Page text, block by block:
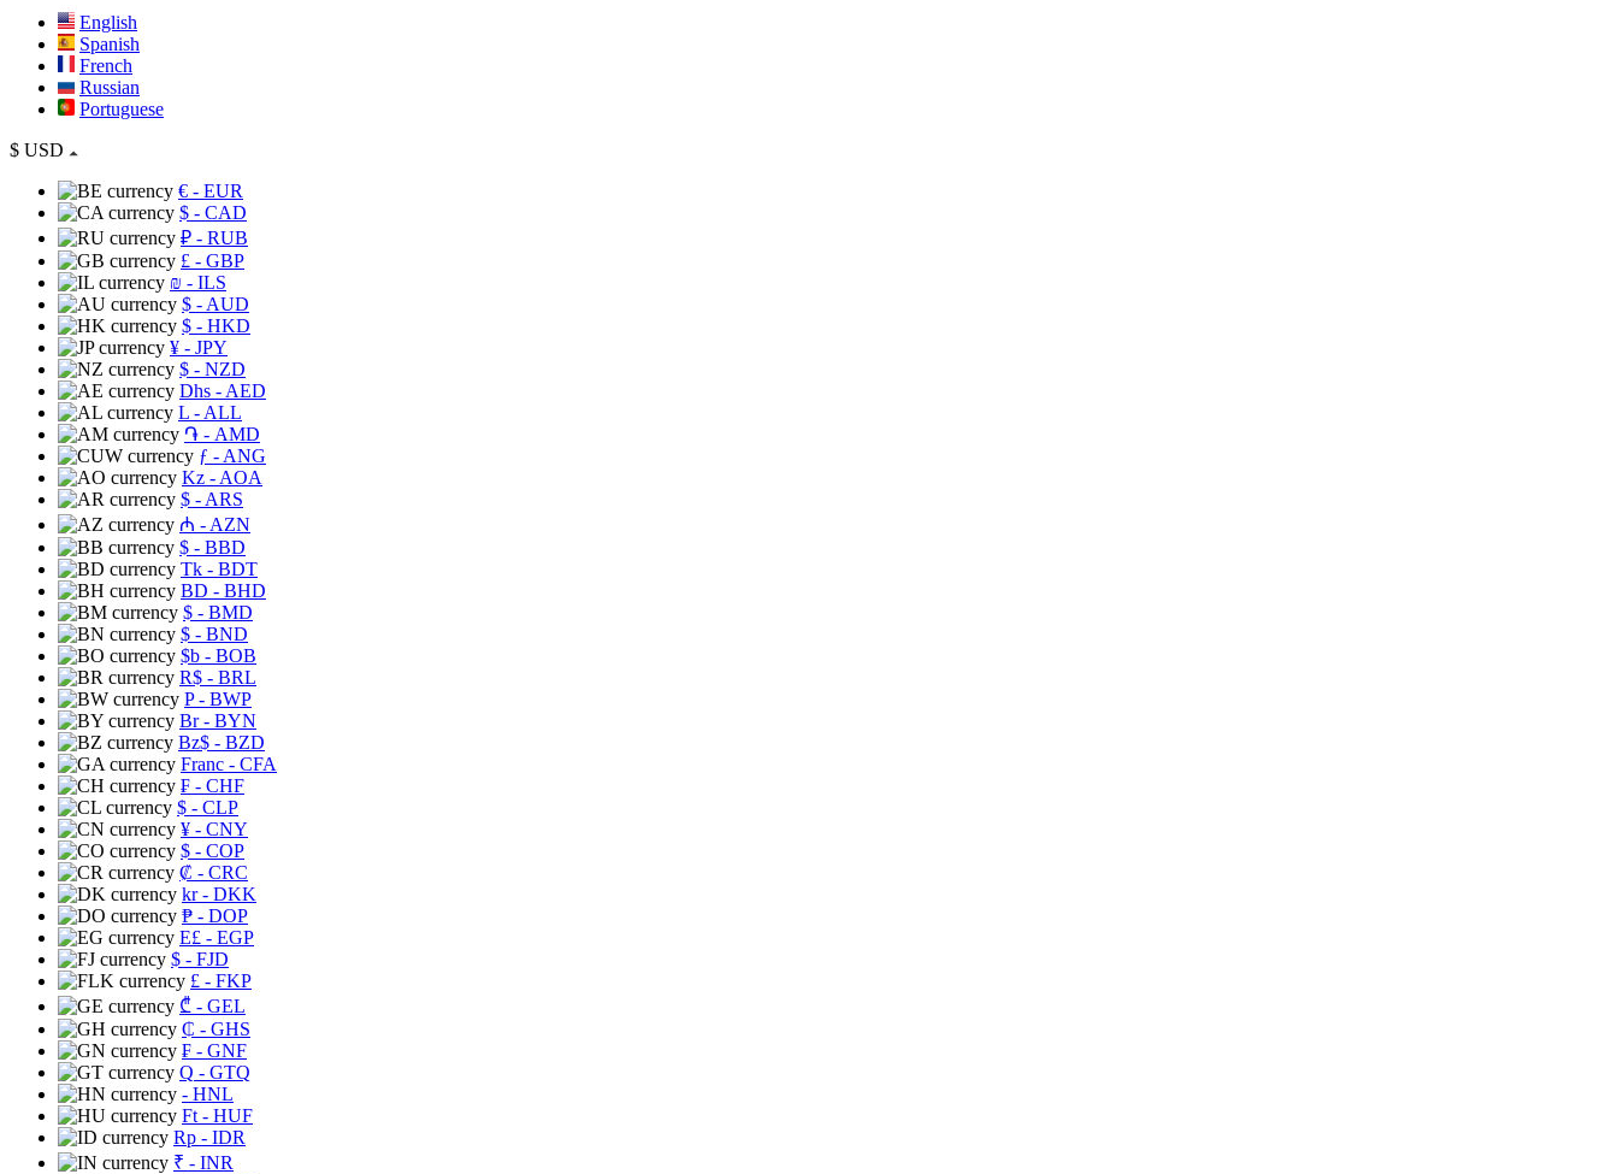
English
Spanish
French
Russian
Portuguese
$ USD
€ - EUR
$ - CAD
₽ - RUB
£ - GBP
₪ - ILS
$ - AUD
$ - HKD
¥ - JPY
$ - NZD
Dhs - AED
L - ALL
֏ - AMD
ƒ - ANG
Kz - AOA
$ - ARS
₼ - AZN
$ - BBD
Tk - BDT
BD - BHD
$ - BMD
$ - BND
$b - BOB
R$ - BRL
P- BWP
Br- BYN
Bz$ - BZD
Franc - CFA
₣ - CHF
$ - CLP
¥ - CNY
$ - COP
₡ - CRC
kr- DKK
₱ - DOP
E£ - EGP
$ - FJD
£ - FKP
₾ - GEL
₵ - GHS
₣ - GNF
Q - GTQ
- HNL
Ft - HUF
Rp - IDR
₹ - INR